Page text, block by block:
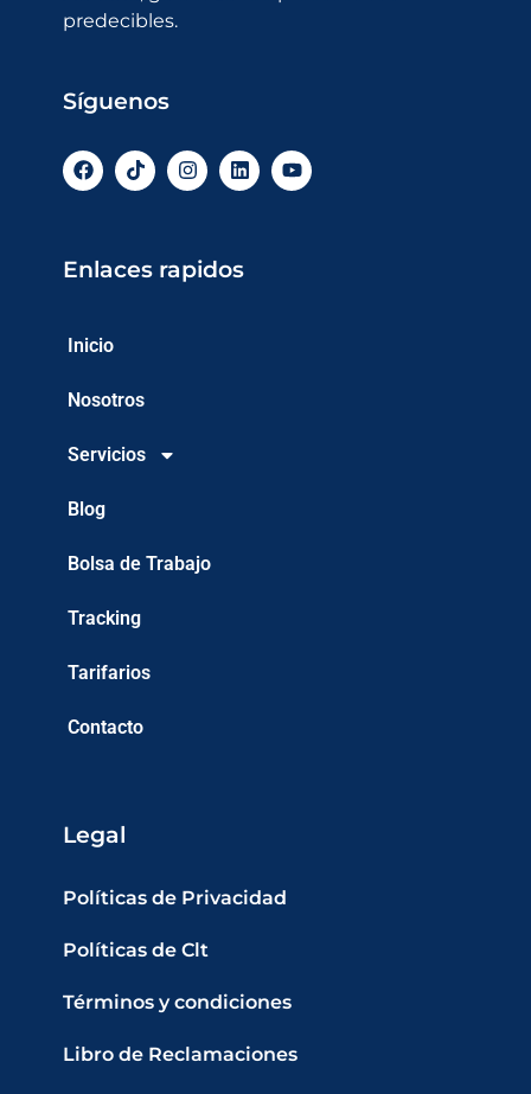
predecibles.
Síguenos
Enlaces rapidos
Inicio
Nosotros
Servicios
Blog
Bolsa de Trabajo
Tracking
Tarifarios
Contacto
Legal
Políticas de Privacidad
Políticas de Clt
Términos y condiciones
Libro de Reclamaciones